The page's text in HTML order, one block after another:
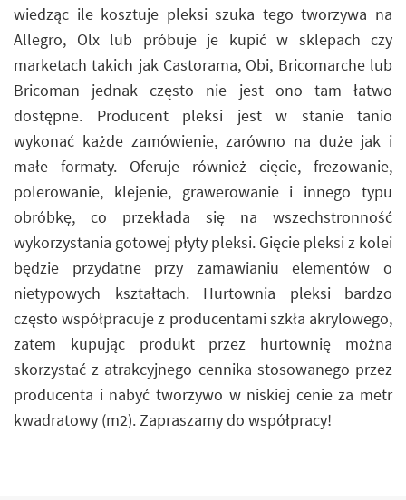
wiedząc ile kosztuje pleksi szuka tego tworzywa na
Allegro, Olx lub próbuje je kupić w sklepach czy
marketach takich jak Castorama, Obi, Bricomarche lub
Bricoman jednak często nie jest ono tam łatwo
dostępne. Producent pleksi jest w stanie tanio
wykonać każde zamówienie, zarówno na duże jak i
małe formaty. Oferuje również cięcie, frezowanie,
polerowanie, klejenie, grawerowanie i innego typu
obróbkę, co przekłada się na wszechstronność
wykorzystania gotowej płyty pleksi. Gięcie pleksi z kolei
będzie przydatne przy zamawianiu elementów o
nietypowych kształtach. Hurtownia pleksi bardzo
często współpracuje z producentami szkła akrylowego,
zatem kupując produkt przez hurtownię można
skorzystać z atrakcyjnego cennika stosowanego przez
producenta i nabyć tworzywo w niskiej cenie za metr
kwadratowy (m2). Zapraszamy do współpracy!